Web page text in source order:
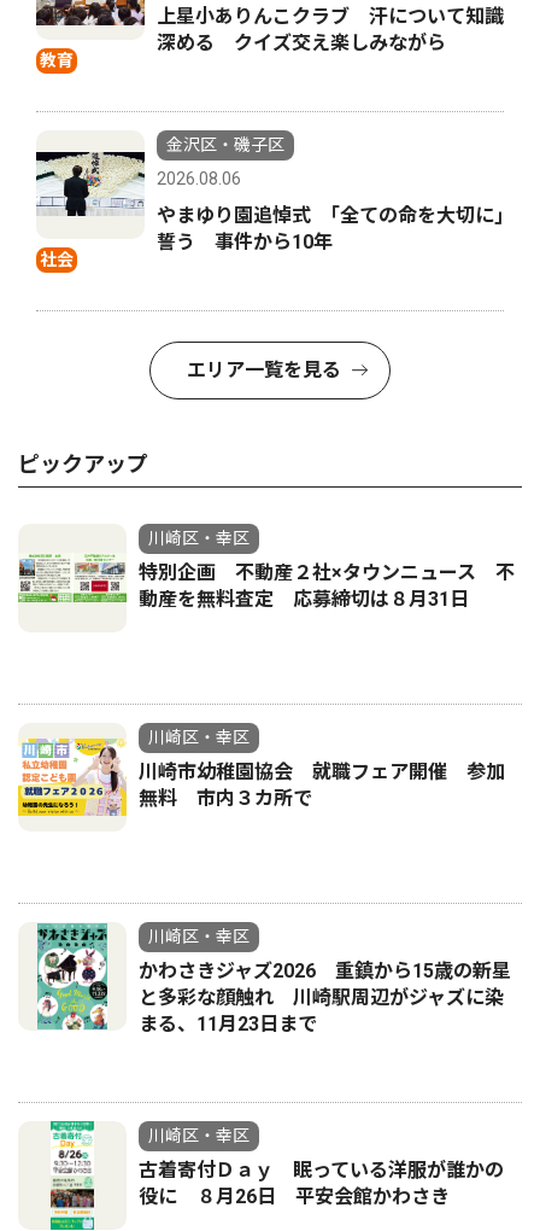
教育
上星小ありんこクラブ 汗について知識
深める クイズ交え楽しみながら
社会
金沢区・磯子区
2026.08.06
やまゆり園追悼式 ｢全ての命を大切に｣
誓う 事件から10年
エリア一覧を見る
ピックアップ
川崎区・幸区
特別企画 不動産２社×タウンニュース 不
動産を無料査定 応募締切は８月31日
川崎区・幸区
川崎市幼稚園協会 就職フェア開催 参加
無料 市内３カ所で
川崎区・幸区
かわさきジャズ2026 重鎮から15歳の新星
と多彩な顔触れ 川崎駅周辺がジャズに染
まる、11月23日まで
川崎区・幸区
古着寄付Ｄａｙ 眠っている洋服が誰かの
役に ８月26日 平安会館かわさき